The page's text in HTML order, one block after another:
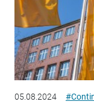
05.08.2024